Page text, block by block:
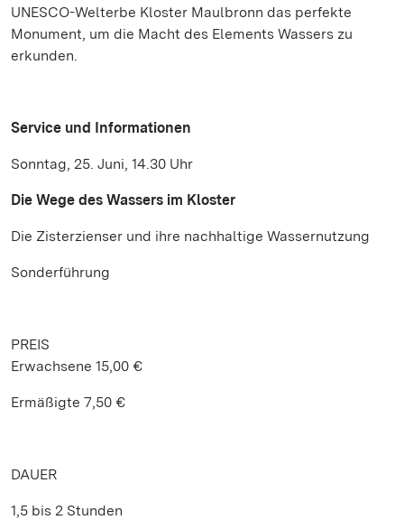
UNESCO-Welterbe Kloster Maulbronn das perfekte
Monument, um die Macht des Elements Wassers zu
erkunden.
Service und Informationen
Sonntag, 25. Juni, 14.30 Uhr
Die Wege des Wassers im Kloster
Die Zisterzienser und ihre nachhaltige Wassernutzung
Sonderführung
PREIS
Erwachsene 15,00 €
Ermäßigte 7,50 €
DAUER
1,5 bis 2 Stunden